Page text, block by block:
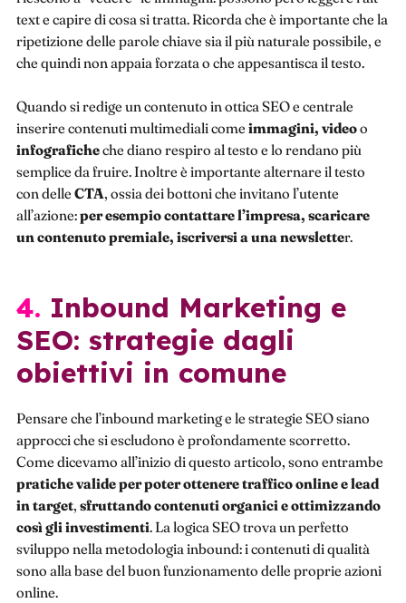
text e capire di cosa si tratta. Ricorda che è importante che la
ripetizione delle parole chiave sia il più naturale possibile, e
che quindi non appaia forzata o che appesantisca il testo.
Quando si redige un contenuto in ottica SEO e centrale
inserire contenuti multimediali come immagini, videoo
infograficheche diano respiro al testo e lo rendano più
semplice da fruire. Inoltre è importante alternare il testo
con delle CTA, ossia dei bottoni che invitano l’utente
all’azione:per esempio contattare l’impresa, scaricare
un contenuto premiale, iscriversi a una newsletter.
4. Inbound Marketing e
SEO: strategie dagli
obiettivi in comune
Pensare che l’inbound marketing e le strategie SEO siano
approcci che si escludono è profondamente scorretto.
Come dicevamo all’inizio di questo articolo, sono entrambe
pratiche valide per poter ottenere traffico online e lead
in target, sfruttando contenuti organici e ottimizzando
così gli investimenti. La logica SEO trova un perfetto
sviluppo nella metodologia inbound: i contenuti di qualità
sono alla base del buon funzionamento delle proprie azioni
online.